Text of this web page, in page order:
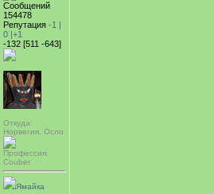
Сообщений
154478
Репутация -1 |
0 |+1
-132 [511 -643]
Откуда:
Норвегия, Осло
Профессия:
Couber
Ямайка